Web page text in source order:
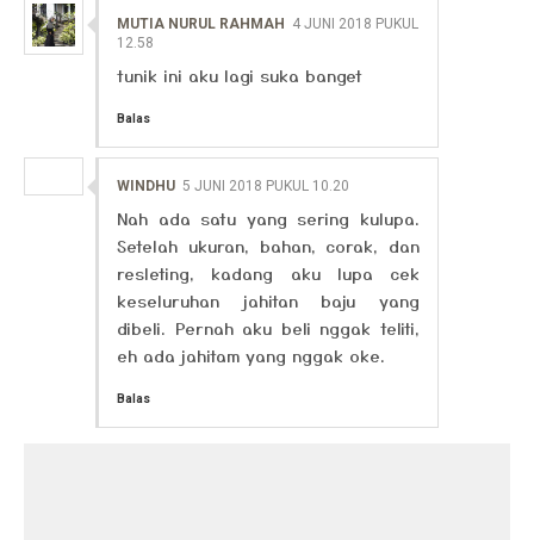
MUTIA NURUL RAHMAH
4 JUNI 2018 PUKUL
12.58
tunik ini aku lagi suka banget
Balas
WINDHU 5 JUNI 2018 PUKUL 10.20
Nah ada satu yang sering kulupa.
Setelah ukuran, bahan, corak, dan
resleting, kadang aku lupa cek
keseluruhan jahitan baju yang
dibeli. Pernah aku beli nggak teliti,
eh ada jahitam yang nggak oke.
Balas